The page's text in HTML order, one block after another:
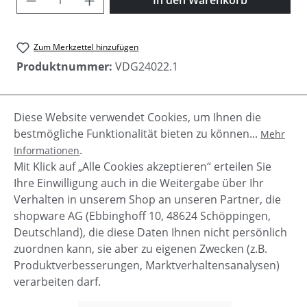
Zum Merkzettel hinzufügen
Produktnummer: VDG24022.1
Beschreibung
Vanzetti Damen Gürtel aus hochwertigem
Glattleder. Die elegante Goldschnalle macht den
Gürtel zu einem besonderen Accessoire…Mehr
Service-Hotline
Diese Website verwendet Cookies, um Ihnen die
bestmögliche Funktionalität bieten zu können... Mehr
Informationen.
Mit Klick auf „Alle Cookies akzeptieren“ erteilen Sie
Ihre Einwilligung auch in die Weitergabe über Ihr
Verhalten in unserem Shop an unseren Partner, die
shopware AG (Ebbinghoff 10, 48624 Schöppingen,
Deutschland), die diese Daten Ihnen nicht persönlich
zuordnen kann, sie aber zu eigenen Zwecken (z.B.
Produktverbesserungen, Marktverhaltensanalysen)
verarbeiten darf.